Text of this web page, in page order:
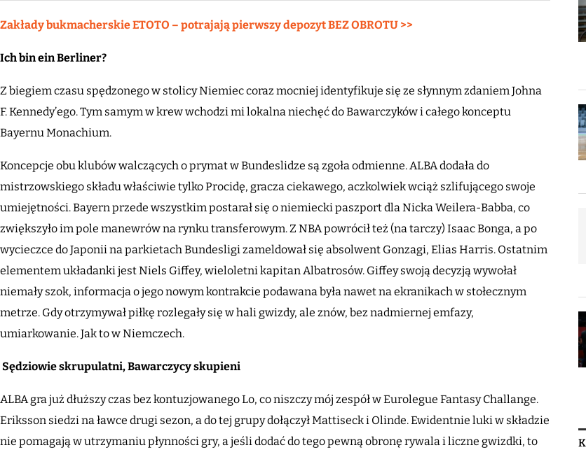
Zakłady bukmacherskie ETOTO – potrajają pierwszy depozyt BEZ OBROTU >>
Ich bin ein Berliner?
Z biegiem czasu spędzonego w stolicy Niemiec coraz mocniej identyfikuje się ze słynnym zdaniem Johna
F. Kennedy’ego. Tym samym w krew wchodzi mi lokalna niechęć do Bawarczyków i całego konceptu
Bayernu Monachium.
Koncepcje obu klubów walczących o prymat w Bundeslidze są zgoła odmienne. ALBA dodała do
mistrzowskiego składu właściwie tylko Procidę, gracza ciekawego, aczkolwiek wciąż szlifującego swoje
umiejętności. Bayern przede wszystkim postarał się o niemiecki paszport dla Nicka Weilera-Babba, co
zwiększyło im pole manewrów na rynku transferowym. Z NBA powrócił też (na tarczy) Isaac Bonga, a po
wycieczce do Japonii na parkietach Bundesligi zameldował się absolwent Gonzagi, Elias Harris. Ostatnim
elementem układanki jest Niels Giffey, wieloletni kapitan Albatrosów. Giffey swoją decyzją wywołał
niemały szok, informacja o jego nowym kontrakcie podawana była nawet na ekranikach w stołecznym
metrze. Gdy otrzymywał piłkę rozlegały się w hali gwizdy, ale znów, bez nadmiernej emfazy,
umiarkowanie. Jak to w Niemczech.
Sędziowie skrupulatni, Bawarczycy skupieni
ALBA gra już dłuższy czas bez kontuzjowanego Lo, co niszczy mój zespół w Eurolegue Fantasy Challange.
Eriksson siedzi na ławce drugi sezon, a do tej grupy dołączył Mattiseck i Olinde. Ewidentnie luki w składzie
nie pomagają w utrzymaniu płynności gry, a jeśli dodać do tego pewną obronę rywala i liczne gwizdki, to